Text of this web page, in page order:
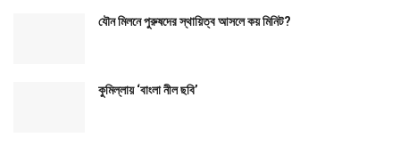
যৌন মিলনে পুরুষদের স্থায়িত্ব আসলে কয় মিনিট?
কুমিল্লায় ‘বাংলা নীল ছবি’